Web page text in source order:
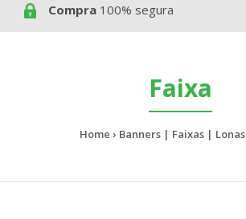
Compra 100% segura
Faixa
Home Banners | Faixas | Lonas